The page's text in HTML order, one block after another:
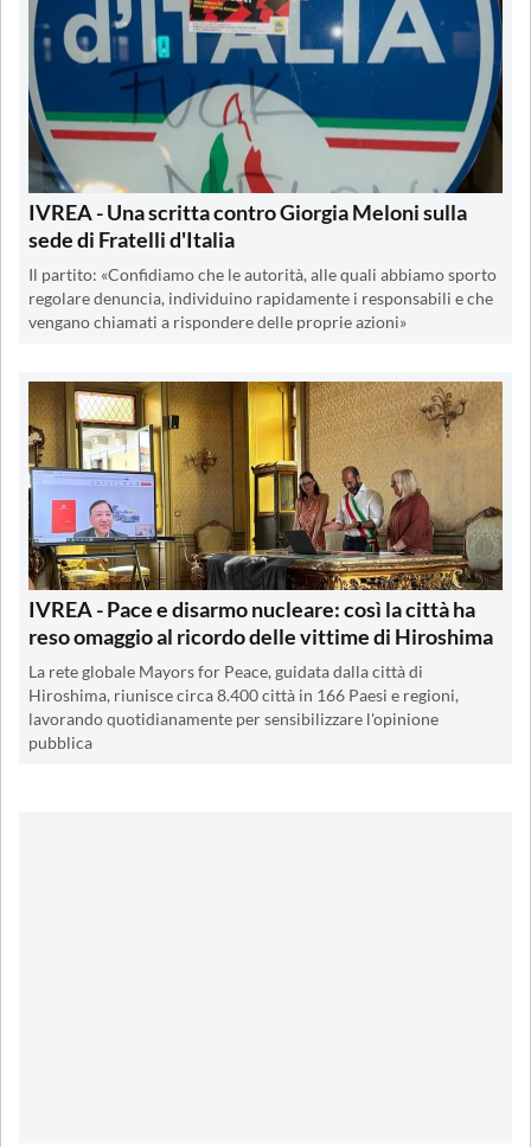
IVREA - Una scritta contro Giorgia Meloni sulla
sede di Fratelli d'Italia
Il partito: «Confidiamo che le autorità, alle quali abbiamo sporto
regolare denuncia, individuino rapidamente i responsabili e che
vengano chiamati a rispondere delle proprie azioni»
IVREA - Pace e disarmo nucleare: così la città ha
reso omaggio al ricordo delle vittime di Hiroshima
La rete globale Mayors for Peace, guidata dalla città di
Hiroshima, riunisce circa 8.400 città in 166 Paesi e regioni,
lavorando quotidianamente per sensibilizzare l'opinione
pubblica